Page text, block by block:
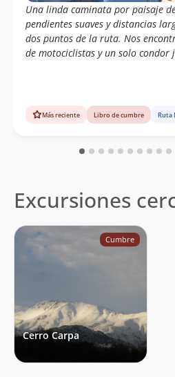
07/05/05 Ivan Ramos ,
28/03/05
Equipo Fénix;
Juan Antonio
Passalacqua C.
18/09/04
Daniel Cornejo Y
Sebastian Brahm,
28/10/97 Joaquin Baranao
Una linda caminata por paisaje
pendientes suaves y distancias
dos puntos de la ruta. Nos
de motociclistas y un solo condor
Más reciente Libro de cumbre Ruta
Excursiones
Cumbre
Cerro Carpa